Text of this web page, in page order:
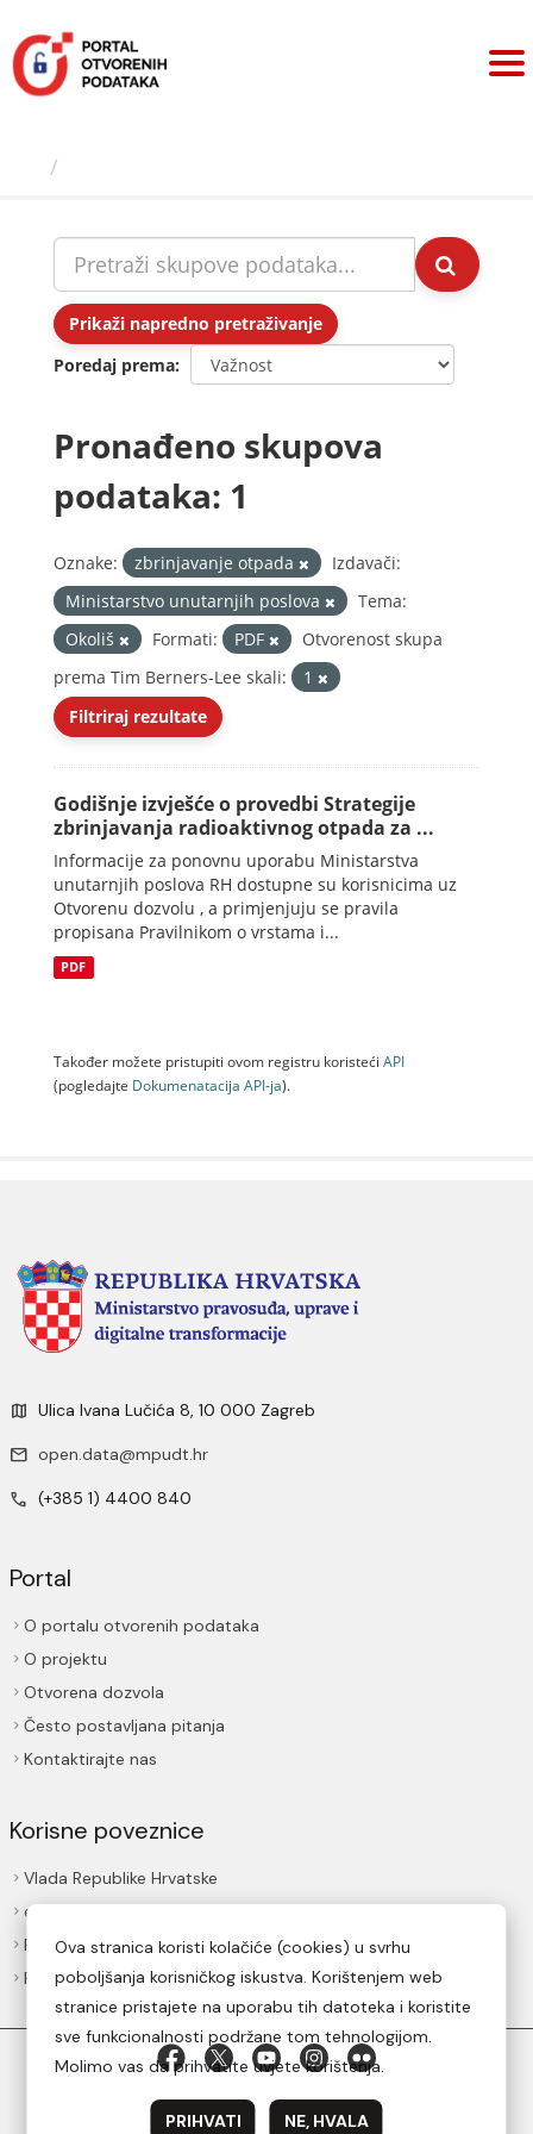
sadržaj
Prikaži napredno pretraživanje
Poredaj prema
Pronađeno skupova
podataka: 1
Oznake: zbrinjavanje otpada
Izdavači:
Ministarstvo unutarnjih poslova
Tema:
Okoliš
Formati: PDF
Otvorenost skupa
prema Tim Berners-Lee skali:
1
Filtriraj rezultate
Godišnje izvješće o provedbi Strategije
zbrinjavanja radioaktivnog otpada za ...
Informacije za ponovnu uporabu Ministarstva
unutarnjih poslova RH dostupne su korisnicima uz
Otvorenu dozvolu , a primjenjuju se pravila
propisana Pravilnikom o vrstama i...
PDF
Također možete pristupiti ovom registru koristeći API
(pogledajte Dokumenаtаcijа API-jа).